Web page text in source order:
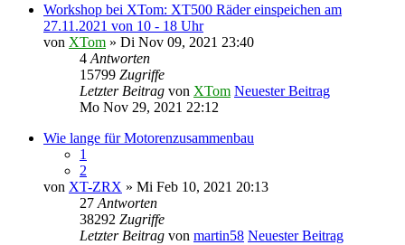
Workshop bei XTom: XT500 Räder einspeichen am
27.11.2021 von 10 - 18 Uhr
von XTom » Di Nov 09, 2021 23:40
4 Antworten
15799 Zugriffe
Letzter Beitrag von XTom Neuester Beitrag
Mo Nov 29, 2021 22:12
Wie lange für Motorenzusammenbau
1
2
von XT-ZRX » Mi Feb 10, 2021 20:13
27 Antworten
38292 Zugriffe
Letzter Beitrag von martin58 Neuester Beitrag